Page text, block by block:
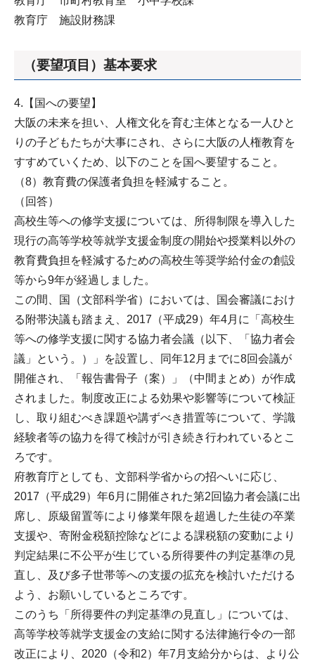
教育庁 施設財務課
（要望項目）基本要求
4.【国への要望】
大阪の未来を担い、人権文化を育む主体となる一人ひと
りの子どもたちが大事にされ、さらに大阪の人権教育を
すすめていくため、以下のことを国へ要望すること。
（8）教育費の保護者負担を軽減すること。
（回答）
高校生等への修学支援については、所得制限を導入した
現行の高等学校等就学支援金制度の開始や授業料以外の
教育費負担を軽減するための高校生等奨学給付金の創設
等から9年が経過しました。
この間、国（文部科学省）においては、国会審議におけ
る附帯決議も踏まえ、2017（平成29）年4月に「高校生
等への修学支援に関する協力者会議（以下、「協力者会
議」という。）」を設置し、同年12月までに8回会議が
開催され、「報告書骨子（案）」（中間まとめ）が作成
されました。制度改正による効果や影響等について検証
し、取り組むべき課題や講ずべき措置等について、学識
経験者等の協力を得て検討が引き続き行われているとこ
ろです。
府教育庁としても、文部科学省からの招へいに応じ、
2017（平成29）年6月に開催された第2回協力者会議に出
席し、原級留置等により修業年限を超過した生徒の卒業
支援や、寄附金税額控除などによる課税額の変動により
判定結果に不公平が生じている所得要件の判定基準の見
直し、及び多子世帯等への支援の拡充を検討いただける
よう、お願いしているところです。
このうち「所得要件の判定基準の見直し」については、
高等学校等就学支援金の支給に関する法律施行令の一部
改正により、2020（令和2）年7月支給分からは、より公